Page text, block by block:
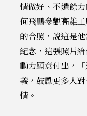
情做好、不遺餘
何飛鵬參觀高雄
的合照，說這是
紀念，這張照片
動力願意付出，
義，鼓勵更多人
情。」